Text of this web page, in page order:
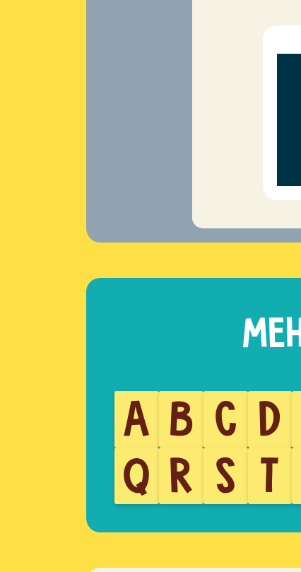
A B C D
Q R S T